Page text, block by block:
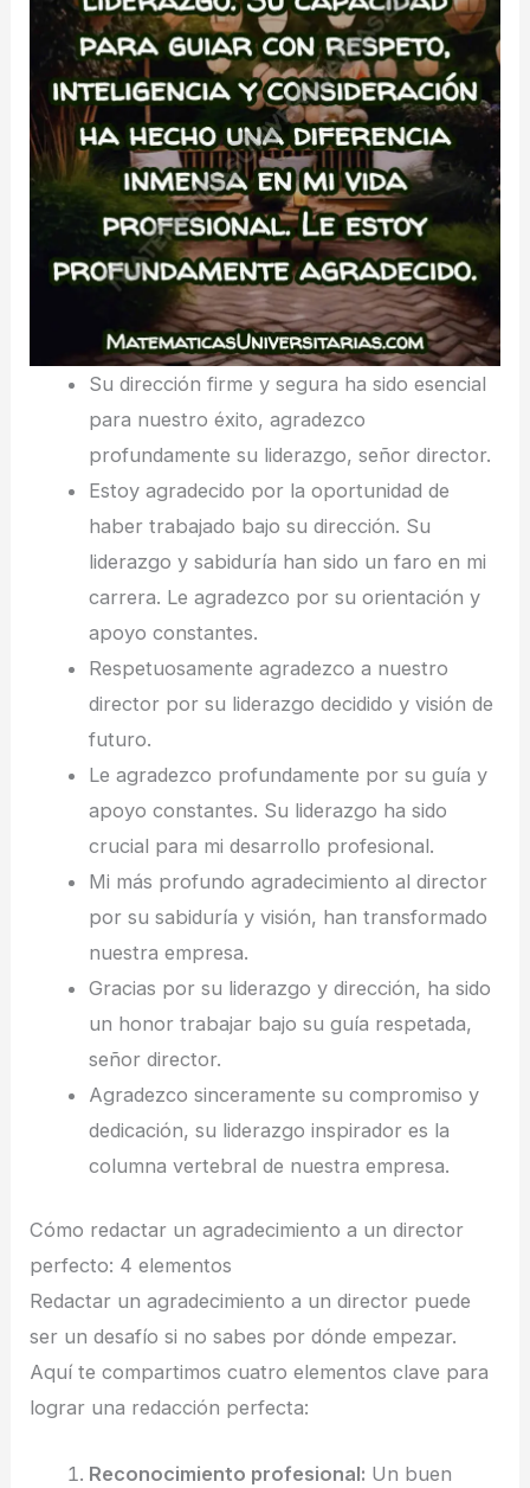
Su dirección firme y segura ha sido esencial
para nuestro éxito, agradezco
profundamente su liderazgo, señor director.
Estoy agradecido por la oportunidad de
haber trabajado bajo su dirección. Su
liderazgo y sabiduría han sido un faro en mi
carrera. Le agradezco por su orientación y
apoyo constantes.
Respetuosamente agradezco a nuestro
director por su liderazgo decidido y visión de
futuro.
Le agradezco profundamente por su guía y
apoyo constantes. Su liderazgo ha sido
crucial para mi desarrollo profesional.
Mi más profundo agradecimiento al director
por su sabiduría y visión, han transformado
nuestra empresa.
Gracias por su liderazgo y dirección, ha sido
un honor trabajar bajo su guía respetada,
señor director.
Agradezco sinceramente su compromiso y
dedicación, su liderazgo inspirador es la
columna vertebral de nuestra empresa.
Cómo redactar un agradecimiento a un director
perfecto: 4 elementos
Redactar un agradecimiento a un director puede
ser un desafío si no sabes por dónde empezar.
Aquí te compartimos cuatro elementos clave para
lograr una redacción perfecta:
Reconocimiento profesional: Un buen